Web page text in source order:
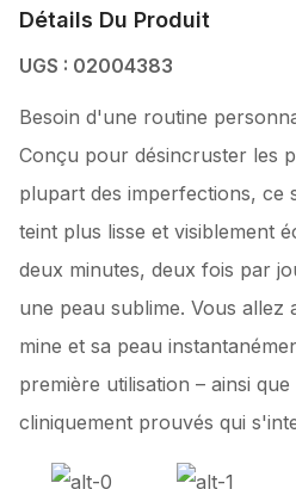
Détails Du Produit
UGS : 02004383
Besoin d'une routine
Conçu pour désincruster les
plupart des imperfections, ce
teint plus lisse et visiblement
deux minutes, deux fois par
une peau sublime. Vous
mine et sa peau
première utilisation – ainsi
cliniquement prouvés qui